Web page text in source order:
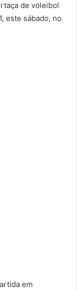
de voleibol
este sábado, no
em